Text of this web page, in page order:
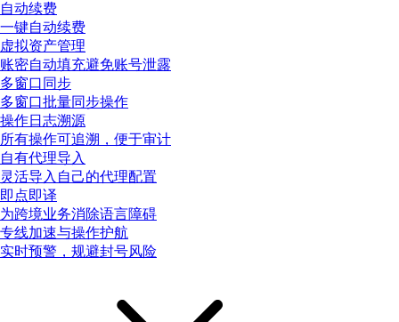
自动续费
一键自动续费
虚拟资产管理
账密自动填充避免账号泄露
多窗口同步
多窗口批量同步操作
操作日志溯源
所有操作可追溯，便于审计
自有代理导入
灵活导入自己的代理配置
即点即译
为跨境业务消除语言障碍
专线加速与操作护航
实时预警，规避封号风险